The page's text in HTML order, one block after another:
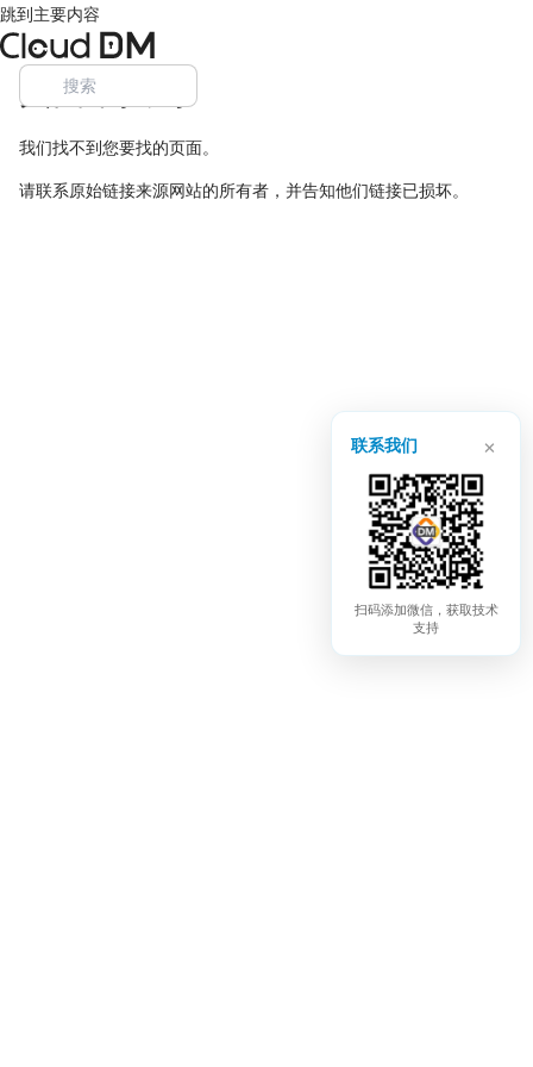
跳到主要内容
页面未找到
我们找不到您要找的页面。
请联系原始链接来源网站的所有者，并告知他们链接已损坏。
联系我们 ×
扫码添加微信，获取技术
支持